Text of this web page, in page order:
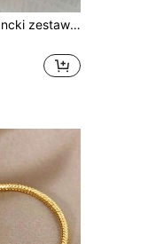
9-częściowy elegancki zestaw bransoletek z łańcuszkiem z imitacją pereł, sercem i złym okiem, nakładane bransoletki dla kobiet, biżuteria na co dzień, wakacje i imprezy, modne boho akcesoria damskie, odpowiednie na święta, przyjęcia, jako prezent i do codziennego noszenia